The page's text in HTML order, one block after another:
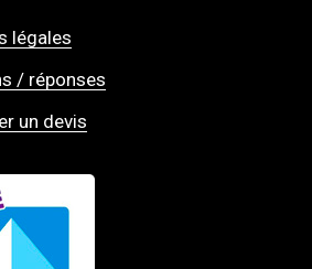
légales
/ réponses
un devis